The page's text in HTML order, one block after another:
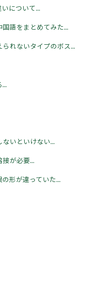
について...
語をまとめてみた...
れないタイプのボス...
いといけない...
が必要...
形が違っていた...